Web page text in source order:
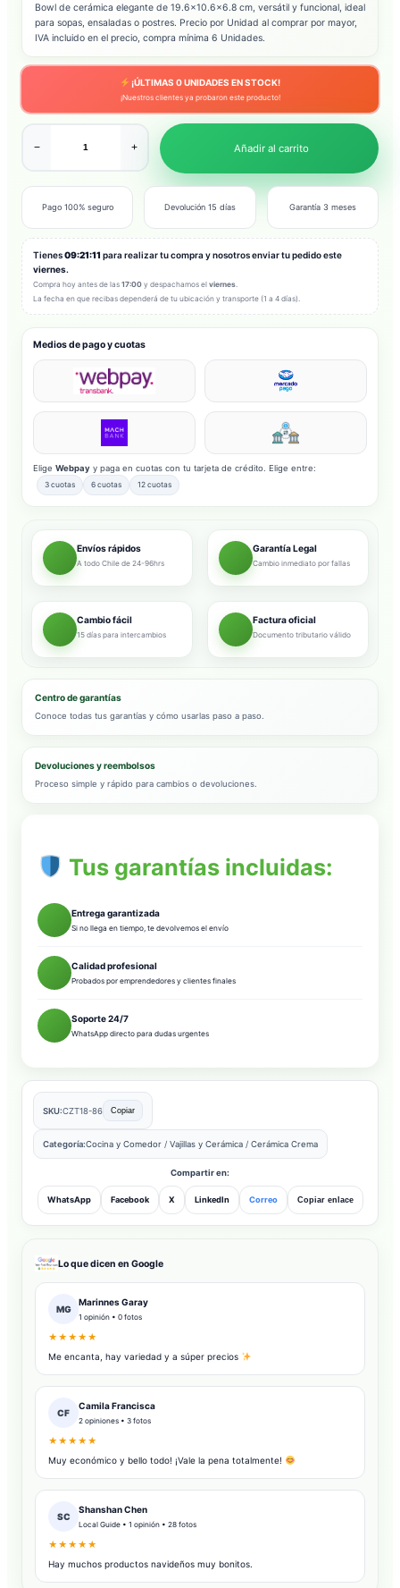
Bowl de cerámica elegante de 19.6×10.6×6.8 cm, versátil y funcional, ideal
para sopas, ensaladas o postres. Precio por Unidad al comprar por mayor,
IVA incluido en el precio, compra mínima 6 Unidades.
¡ÚLTIMAS0UNIDADES EN STOCK!
¡Nuestros clientes ya probaron este producto!
− + Añadir al carrito
Pago 100% seguro Devolución 15 días Garantía 3 meses
Tienes09:21:09para realizar tu compra y nosotros enviar tu pedido este
viernes.
Compra hoy antes de las 17:00 y despachamos el viernes
La fecha en que recibas dependerá de tu ubicación y transporte (1 a 4 días).
Medios de pago y cuotas
Elige Webpay y paga en cuotas con tu tarjeta de crédito. Elige entre:
3 cuotas 6 cuotas 12 cuotas
Envíos rápidos
A todo Chile de 24-96hrs
Garantía Legal
Cambio inmediato por fallas
Cambio fácil
15 días para intercambios
Factura oficial
Documento tributario válido
Centro de garantías
Conoce todas tus garantías y cómo usarlas paso a paso.
Devoluciones y reembolsos
Proceso simple y rápido para cambios o devoluciones.
Tus garantías incluidas:
Entrega garantizada
Si no llega en tiempo, te devolvemos el envío
Calidad profesional
Probados por emprendedores y clientes finales
Soporte 24/7
WhatsApp directo para dudas urgentes
SKU:CZT18-86 Copiar
Categoría:Cocina y Comedor / Vajillas y Cerámica / Cerámica Crema
Compartir en:
WhatsApp Facebook X LinkedIn Correo Copiar enlace
Lo que dicen en Google
MG
Marinnes Garay
1 opinión • 0 fotos
★★★★★
Me encanta, hay variedad y a súper precios
CF
Camila Francisca
2 opiniones • 3 fotos
★★★★★
Muy económico y bello todo! ¡Vale la pena totalmente!
SC
Shanshan Chen
Local Guide • 1 opinión • 28 fotos
★★★★★
Hay muchos productos navideños muy bonitos.